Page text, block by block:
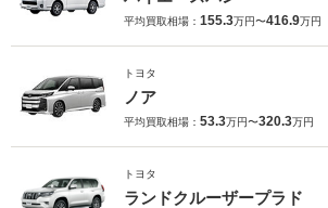
平均買取相場： 155.3万円〜416.9万円
トヨタ
ノア
平均買取相場： 53.3万円〜320.3万円
トヨタ
ランドクルーザープラド